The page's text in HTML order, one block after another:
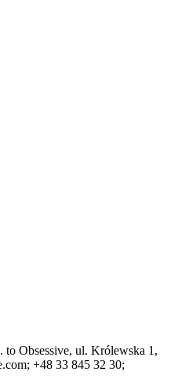
to Obsessive, ul. Królewska 1 ,
+48 33 845 32 30;